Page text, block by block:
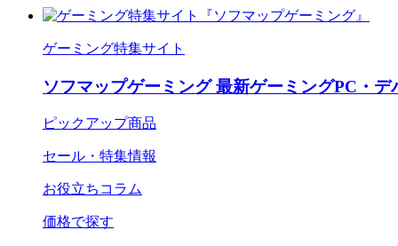
ゲーミング特集サイト
ソフマップゲーミング 最新ゲーミングPC・デ
ピックアップ商品
セール・特集情報
お役立ちコラム
価格で探す